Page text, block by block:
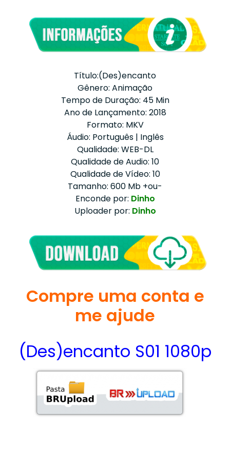
Título:(Des)encanto
Gênero: Animação
Tempo de Duração: 45 Min
Ano de Lançamento: 2018
Formato: MKV
Áudio: Português | Inglês
Qualidade: WEB-DL
Qualidade de Audio: 10
Qualidade de Vídeo: 10
Tamanho: 600 Mb +ou-
Enconde por: Dinho
Uploader por: Dinho
Compre uma conta e
me ajude
(Des)encanto S01 1080p